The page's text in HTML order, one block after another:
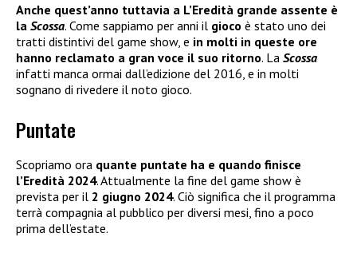
Anche quest’anno tuttavia a L’Eredità grande assente è
la Scossa. Come sappiamo per anni il gioco è stato uno dei
tratti distintivi del game show, e in molti in queste ore
hanno reclamato a gran voce il suo ritorno. La Scossa
infatti manca ormai dall’edizione del 2016, e in molti
sognano di rivedere il noto gioco.
Puntate
Scopriamo ora quante puntate ha e quando finisce
l’Eredità 2024. Attualmente la fine del game show è
prevista per il 2 giugno 2024. Ciò significa che il programma
terrà compagnia al pubblico per diversi mesi, fino a poco
prima dell’estate.